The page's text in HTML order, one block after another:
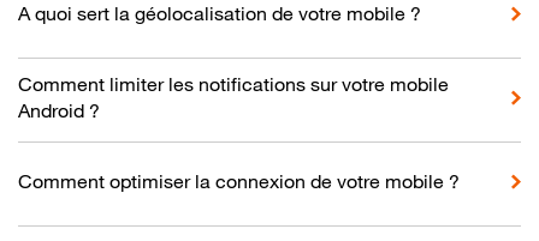
A quoi sert la géolocalisation de votre mobile ?
Comment limiter les notifications sur votre mobile
Android ?
Comment optimiser la connexion de votre mobile ?